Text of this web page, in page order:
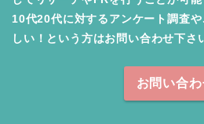
10代20代に対するアンケート調査
しい！という方はお問い合わせ下さ
お問い合